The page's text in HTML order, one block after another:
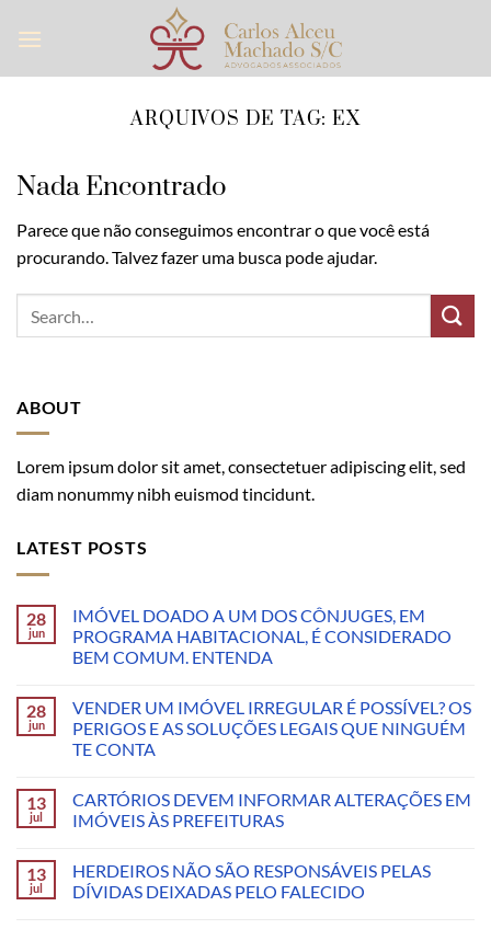
ARQUIVOS DE TAG: EX
Nada Encontrado
Parece que não conseguimos encontrar o que você está
procurando. Talvez fazer uma busca pode ajudar.
ABOUT
Lorem ipsum dolor sit amet, consectetuer adipiscing elit, sed
diam nonummy nibh euismod tincidunt.
LATEST POSTS
28
jun
IMÓVEL DOADO A UM DOS CÔNJUGES, EM
PROGRAMA HABITACIONAL, É CONSIDERADO
BEM COMUM. ENTENDA
28
jun
VENDER UM IMÓVEL IRREGULAR É POSSÍVEL? OS
PERIGOS E AS SOLUÇÕES LEGAIS QUE NINGUÉM
TE CONTA
13
jul
CARTÓRIOS DEVEM INFORMAR ALTERAÇÕES EM
IMÓVEIS ÀS PREFEITURAS
13
jul
HERDEIROS NÃO SÃO RESPONSÁVEIS PELAS
DÍVIDAS DEIXADAS PELO FALECIDO